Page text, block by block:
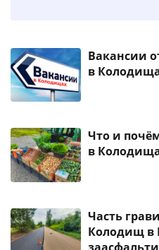
Вакансии
в
Что и
в
Часть
Колодищ в